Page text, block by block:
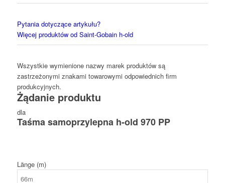
Pytania dotyczące artykułu?
Więcej produktów od Saint-Gobain h-old
Wszystkie wymienione nazwy marek produktów są
zastrzeżonymi znakami towarowymi odpowiednich firm
produkcyjnych.
Żądanie produktu
dla
Taśma samoprzylepna h-old 970 PP
Länge (m)